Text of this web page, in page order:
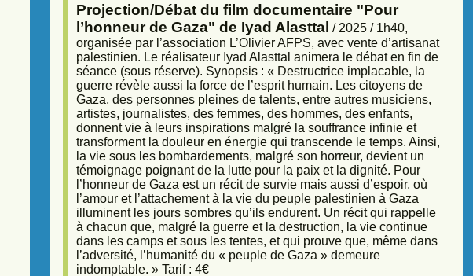
Projection/Débat du film documentaire "Pour
l’honneur de Gaza" de Iyad Alasttal / 2025 / 1h40,
organisée par l’association L’Olivier AFPS, avec vente d’artisanat
palestinien. Le réalisateur Iyad Alasttal animera le débat en fin de
séance (sous réserve). Synopsis : « Destructrice implacable, la
guerre révèle aussi la force de l’esprit humain. Les citoyens de
Gaza, des personnes pleines de talents, entre autres musiciens,
artistes, journalistes, des femmes, des hommes, des enfants,
donnent vie à leurs inspirations malgré la souffrance infinie et
transforment la douleur en énergie qui transcende le temps. Ainsi,
la vie sous les bombardements, malgré son horreur, devient un
témoignage poignant de la lutte pour la paix et la dignité. Pour
l’honneur de Gaza est un récit de survie mais aussi d’espoir, où
l’amour et l’attachement à la vie du peuple palestinien à Gaza
illuminent les jours sombres qu’ils endurent. Un récit qui rappelle
à chacun que, malgré la guerre et la destruction, la vie continue
dans les camps et sous les tentes, et qui prouve que, même dans
l’adversité, l’humanité du « peuple de Gaza » demeure
indomptable. » Tarif : 4€